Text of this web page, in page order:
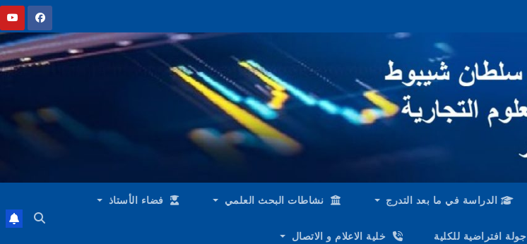
الدراسة في ما بعد التدرج نشاطات البحث العلمي فضاء الأستاذ
جولة افتراضية للكلية خلية الاعلام و الاتصال